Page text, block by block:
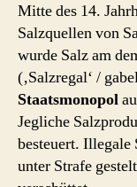
Mitte des 14.
Salzquellen von
wurde Salz am
(‚Salzregal‘ /
Staatsmonopol
Jegliche
besteuert. Illegale
unter Strafe